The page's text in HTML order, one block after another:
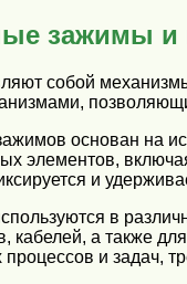
зажимы
собой
основан на
элементов,
и
в
кабелей, а также
и задач,